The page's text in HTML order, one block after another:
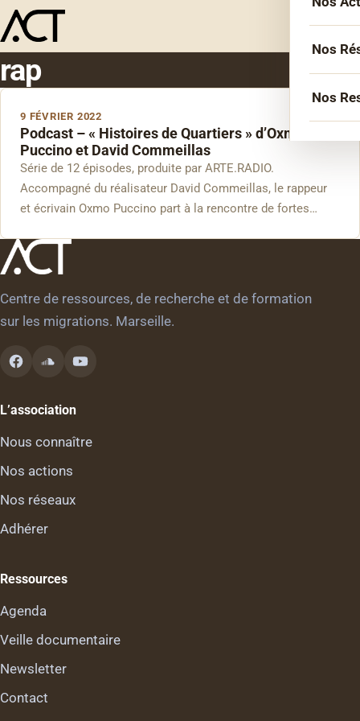
Nos
Nos
La
rap
9 FÉVRIER 2022
Podcast – « Histoires de Quartiers » d’Oxmo
Puccino et David Commeillas
Série de 12 épisodes, produite par ARTE.RADIO.
Accompagné du réalisateur David Commeillas, le rappeur
et écrivain Oxmo Puccino part à la rencontre de fortes…
Centre de ressources, de recherche et de formation
sur les migrations. Marseille.
L’association
Nous connaître
Nos actions
Nos réseaux
Adhérer
Ressources
Agenda
Veille documentaire
Newsletter
Contact